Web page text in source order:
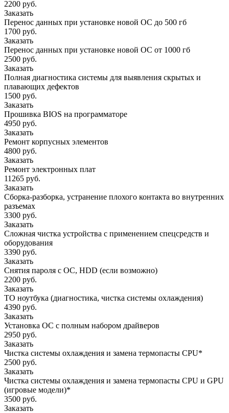
2200 руб.
Заказать
Перенос данных при установке новой ОС до 500 гб
1700 руб.
Заказать
Перенос данных при установке новой ОС от 1000 гб
2500 руб.
Заказать
Полная диагностика системы для выявления скрытых и
плавающих дефектов
1500 руб.
Заказать
Прошивка BIOS на программаторе
4950 руб.
Заказать
Ремонт корпусных элементов
4800 руб.
Заказать
Ремонт электронных плат
11265 руб.
Заказать
Сборка-разборка, устранение плохого контакта во внутренних
разъемах
3300 руб.
Заказать
Сложная чистка устройства с применением спецсредств и
оборудования
3390 руб.
Заказать
Снятия пароля с OC, HDD (если возможно)
2200 руб.
Заказать
ТО ноутбука (диагностика, чистка системы охлаждения)
4390 руб.
Заказать
Установка ОС с полным набором драйверов
2950 руб.
Заказать
Чистка системы охлаждения и замена термопасты CPU*
2500 руб.
Заказать
Чистка системы охлаждения и замена термопасты CPU и GPU
(игровые модели)*
3500 руб.
Заказать